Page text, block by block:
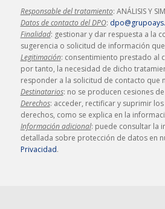
Responsable del tratamiento: ANÁLISIS Y
Datos de contacto del DPO:
Finalidad: gestionar y dar respuesta a la
sugerencia o solicitud de información
Legitimación: consentimiento prestado al
por tanto, la necesidad de dicho
responder a la solicitud de contacto que
Destinatarios: no se producen cesiones
Derechos: acceder, rectificar y suprimir
derechos, como se explica en la
Información adicional: puede consultar la
detallada sobre protección de datos en
Privacidad.